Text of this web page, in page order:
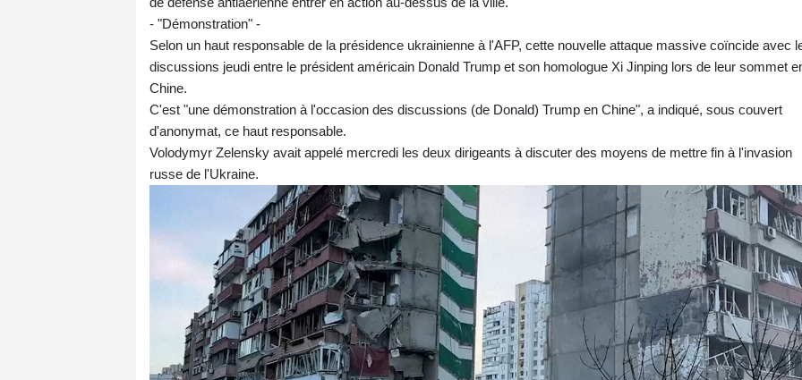
- "Démonstration" -
Selon un haut responsable de la présidence ukrainienne à l'AFP, cette nouvelle attaque massive coïncide avec
discussions jeudi entre le président américain Donald Trump et son homologue Xi Jinping lors de leur sommet
Chine.
C'est "une démonstration à l'occasion des discussions (de Donald) Trump en Chine", a indiqué, sous couvert
d'anonymat, ce haut responsable.
Volodymyr Zelensky avait appelé mercredi les deux dirigeants à discuter des moyens de mettre fin à l'invasion
russe de l'Ukraine.